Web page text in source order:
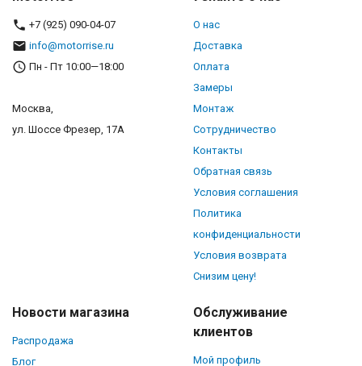
+7 (925) 090-04-07
info@motorrise.ru
Пн - Пт 10:00—18:00
Москва,
ул. Шоссе Фрезер, 17А
О нас
Доставка
Оплата
Замеры
Монтаж
Сотрудничество
Контакты
Обратная связь
Условия соглашения
Политика
конфиденциальности
Условия возврата
Снизим цену!
Новости магазина
Распродажа
Блог
Обслуживание
клиентов
Мой профиль